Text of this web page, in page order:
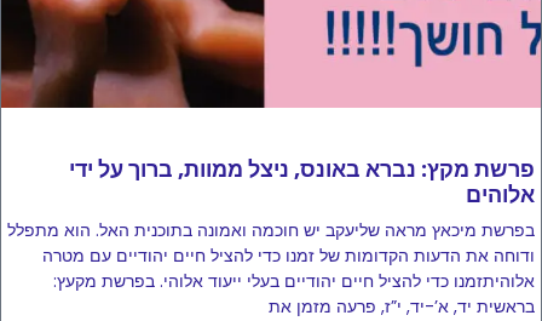
פרשת מקץ: נברא באונס, ניצל ממוות, ברוך על ידי
אלוהים
בפרשת מיכאץ מראה שליעקב יש חוכמה ואמונה בתוכנית האל. הוא מתפלל
ודוחה את הדעות הקדומות של זמנו כדי להציל חיים יהודיים עם מטרה
אלוהיתזמנו כדי להציל חיים יהודיים בעלי ייעוד אלוהי. בפרשת מקעץ:
בראשית יד, א’-יד, י”ז, פרעה מזמן את